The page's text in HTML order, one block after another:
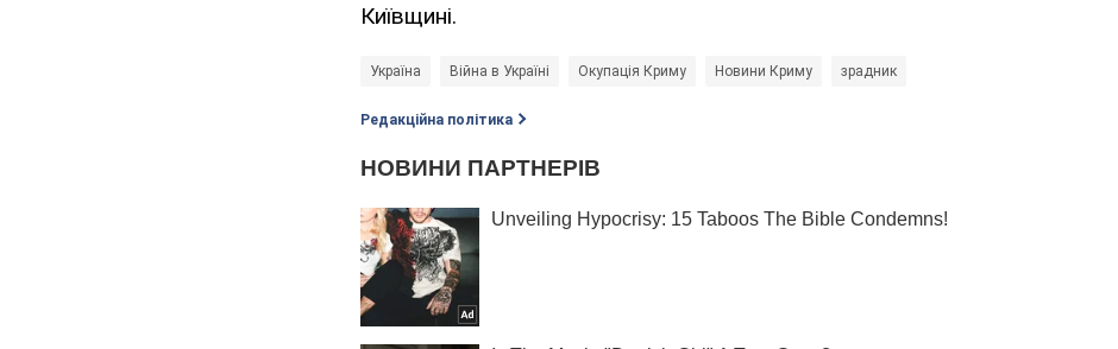
Київщині.
Україна Війна в Україні Окупація Криму Новини Криму зрадник
Редакційна політика